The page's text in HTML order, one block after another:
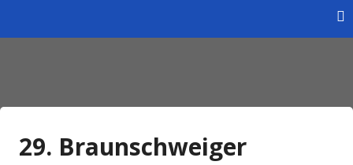
Wintersportverein
Braunschweig e.V.
29. Braunschweiger